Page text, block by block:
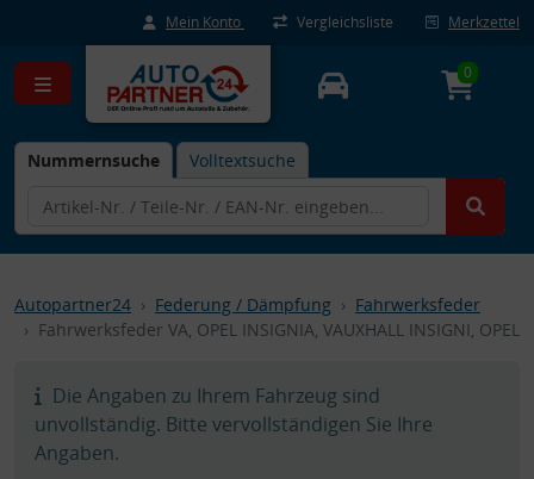
Mein Konto Vergleichsliste Merkzettel
Nummernsuche Volltextsuche
0
Autopartner24 Federung / Dämpfung
Fahrwerksfeder
Fahrwerksfeder VA, OPEL INSIGNIA, VAUXHALL INSIGNI, OPEL
Die Angaben zu Ihrem Fahrzeug sind
unvollständig. Bitte vervollständigen Sie Ihre
Angaben.